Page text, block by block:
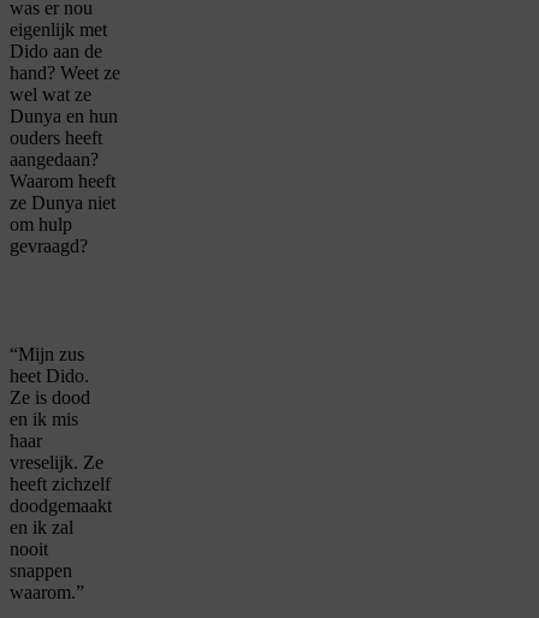
was er nou
eigenlijk met
Dido aan de
hand? Weet ze
wel wat ze
Dunya en hun
ouders heeft
aangedaan?
Waarom heeft
ze Dunya niet
om hulp
gevraagd?
“Mijn zus
heet Dido.
Ze is dood
en ik mis
haar
vreselijk. Ze
heeft zichzelf
doodgemaakt
en ik zal
nooit
snappen
waarom.”